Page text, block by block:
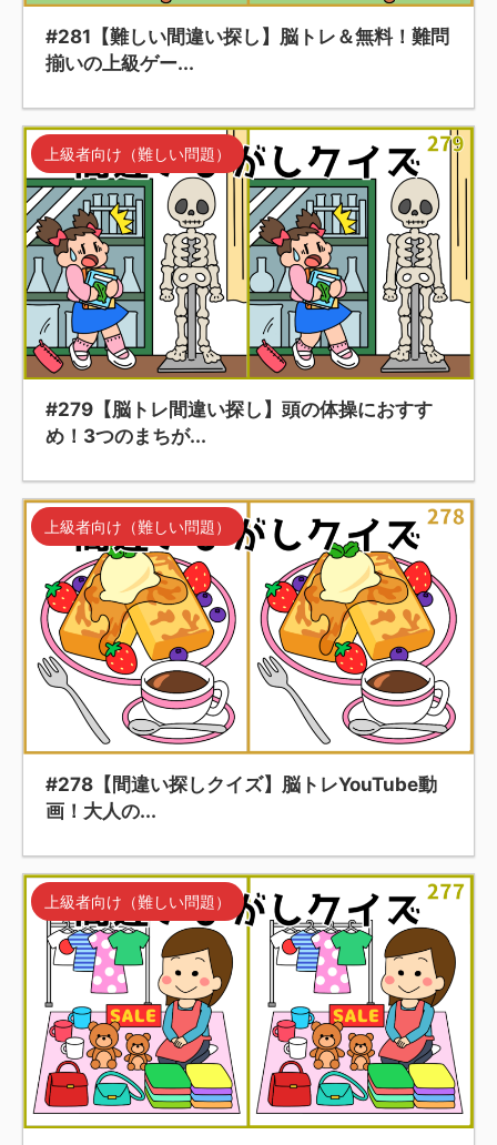
#281【難しい間違い探し】脳トレ＆無料！難問
揃いの上級ゲー...
上級者向け（難しい問題）
#279【脳トレ間違い探し】頭の体操におすす
め！3つのまちが...
上級者向け（難しい問題）
#278【間違い探しクイズ】脳トレYouTube動
画！大人の...
上級者向け（難しい問題）